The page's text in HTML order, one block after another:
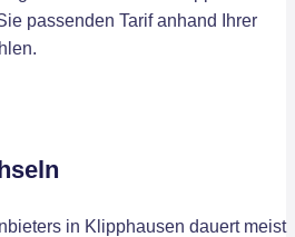
passenden Tarif anhand Ihrer
in Klipphausen dauert meist